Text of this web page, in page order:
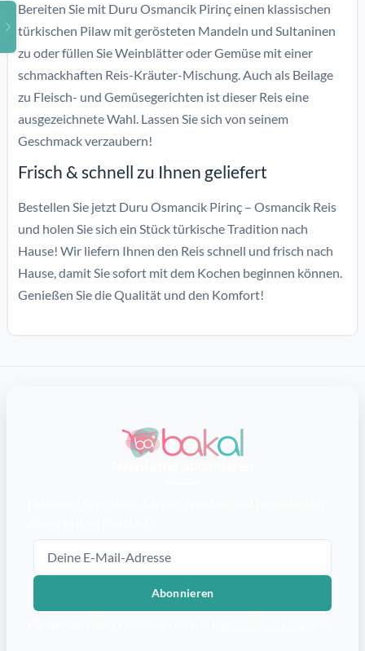
Bereiten Sie mit Duru Osmancik Pirinç einen klassischen
türkischen Pilaw mit gerösteten Mandeln und Sultaninen
zu oder füllen Sie Weinblätter oder Gemüse mit einer
schmackhaften Reis-Kräuter-Mischung. Auch als Beilage
zu Fleisch- und Gemüsegerichten ist dieser Reis eine
ausgezeichnete Wahl. Lassen Sie sich von seinem
Geschmack verzaubern!
Frisch & schnell zu Ihnen geliefert
Bestellen Sie jetzt Duru Osmancik Pirinç – Osmancik Reis
und holen Sie sich ein Stück türkische Tradition nach
Hause! Wir liefern Ihnen den Reis schnell und frisch nach
Hause, damit Sie sofort mit dem Kochen beginnen können.
Genießen Sie die Qualität und den Komfort!
E-Mail-Adresse
Abonnieren